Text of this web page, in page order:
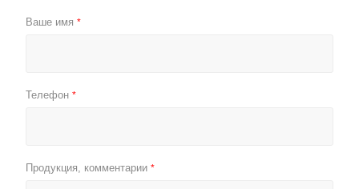
Ваше имя *
Телефон *
Продукция, комментарии *